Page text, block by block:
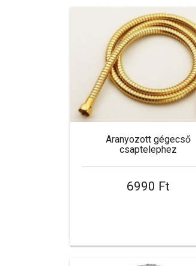
Aranyozott gégecső
csaptelephez
6990 Ft